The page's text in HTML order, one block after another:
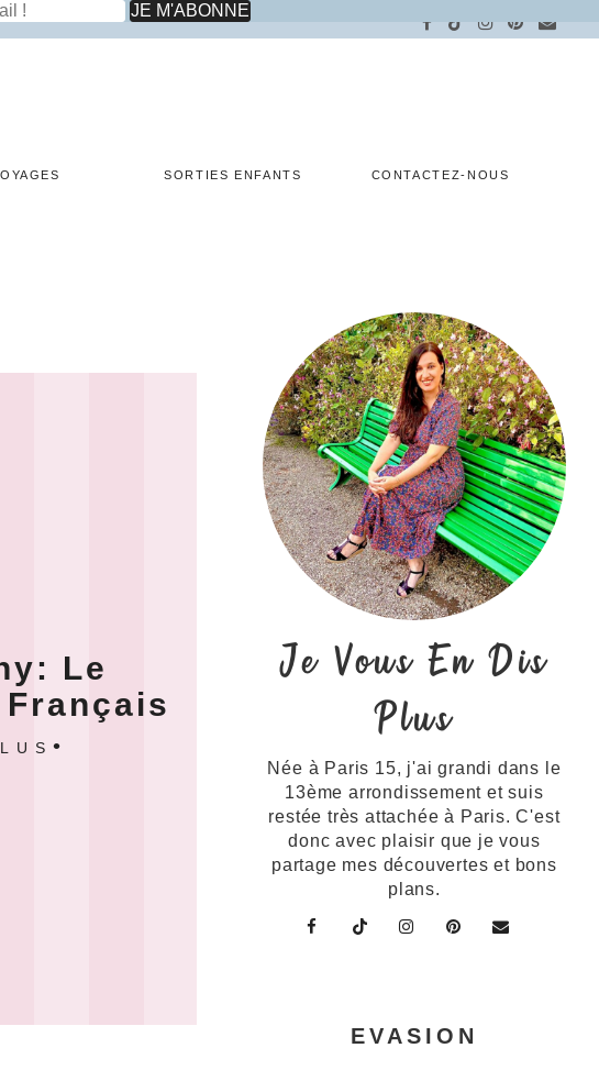
SORTIES ENFANTS CONTACTEZ-NOUS
Le
Je Vous En Dis
Plus
Née à Paris 15, j'ai grandi dans le
13ème arrondissement et suis
restée très attachée à Paris. C'est
donc avec plaisir que je vous
partage mes découvertes et bons
plans.
EVASION